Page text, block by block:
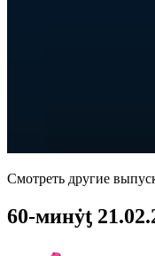
Смотреть другие
60-минẏƫ